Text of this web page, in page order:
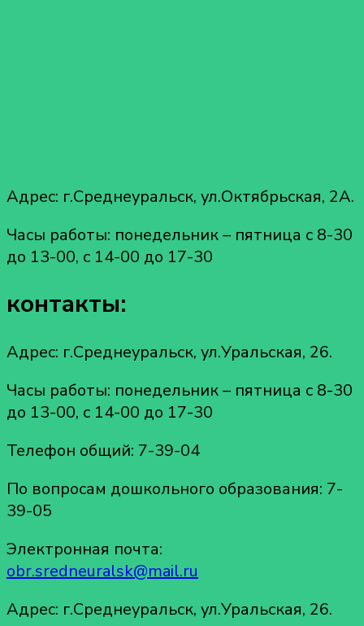
Адрес: г.Среднеуральск, ул.Октябрьская, 2А.
Часы работы: понедельник – пятница с 8-30
до 13-00, с 14-00 до 17-30
контакты:
Адрес: г.Среднеуральск, ул.Уральская, 26.
Часы работы: понедельник – пятница с 8-30
до 13-00, с 14-00 до 17-30
Телефон общий: 7-39-04
По вопросам дошкольного образования: 7-
39-05
Электронная почта:
obr.sredneuralsk@mail.ru
Адрес: г.Среднеуральск, ул.Уральская, 26.